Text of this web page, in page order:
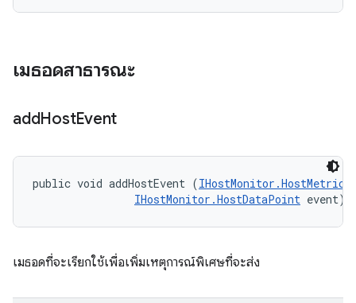
เมธอดสาธารณะ
addHostEvent
public void addHostEvent (
IHostMonitor.HostDataPoint event)
เมธอดที่จะเรียกใช้เพื่อเพิ่มเหตุการณ์พิเศษที่จะส่ง